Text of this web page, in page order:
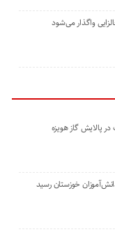
واگذار می‌شود
پالایش گاز هویزه